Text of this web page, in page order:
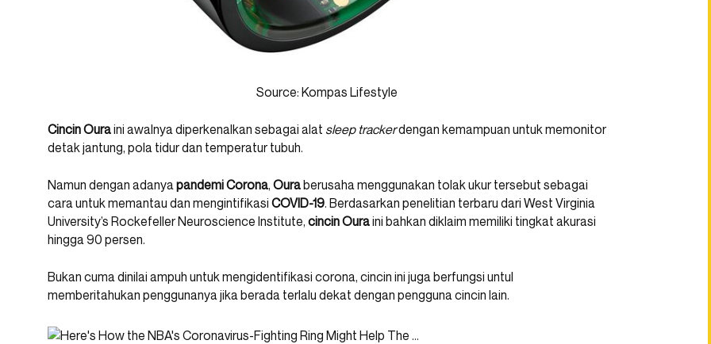
Source: Kompas Lifestyle
Cincin Ouraini awalnya diperkenalkan sebagai alat sleep trackerdengan kemampuan untuk memonitor
detak jantung, pola tidur dan temperatur tubuh.
Namun dengan adanyapandemi Corona, Ouraberusaha menggunakan tolak ukur tersebut sebagai
cara untuk memantau dan mengintifikasi COVID-19. Berdasarkan penelitian terbaru dari West Virginia
University’s Rockefeller Neuroscience Institute, cincin Ouraini bahkan diklaim memiliki tingkat akurasi
hingga 90 persen.
Bukan cuma dinilai ampuh untuk mengidentifikasi corona, cincin ini juga berfungsi untul
memberitahukan penggunanya jika berada terlalu dekat dengan pengguna cincin lain.